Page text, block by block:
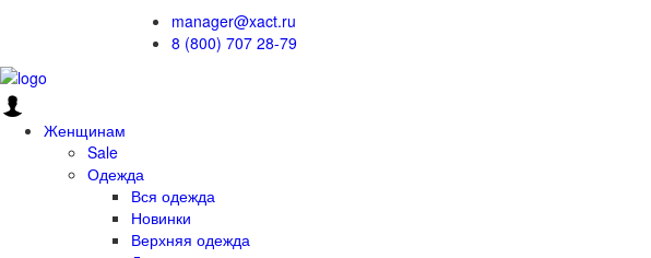
manager@xact.ru
8 (800) 707 28-79
Женщинам
Sale
Одежда
Вся одежда
Новинки
Верхняя одежда